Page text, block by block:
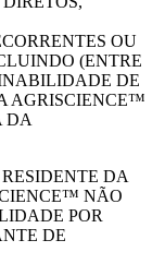
OU
(ENTRE
DE
AGRISCIENCE™
DA
DA
NÃO
POR
DE